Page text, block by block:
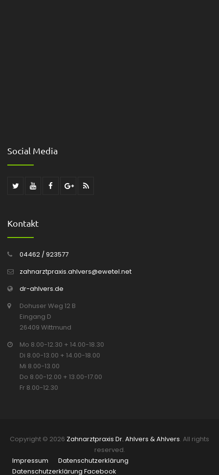
Social Media
Kontakt
04462 / 923577
zahnarztpraxis.ahlvers@ewetel.net
dr-ahlvers.de
Dohuser Weg 12 B
Eingang D
26409 Wittmund
Mo 8.00-12.30 + 14.00-18.30
Di 8.00-13.00 + 14.00-18.00
Mi 8.00-13.00
Do 8.00-12.00 + 13.00-17.00
Fr 8.00-12.30
Copyright © 2026 Zahnarztpraxis Dr. Ahlvers & Ahlvers. All rights
reserved.
Impressum
Datenschutzerklärung
Datenschutzerklärung Facebook